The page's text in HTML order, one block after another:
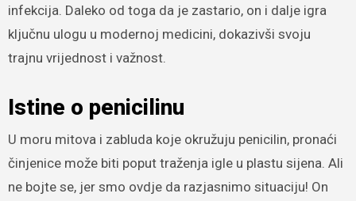
infekcija. Daleko od toga da je zastario, on i dalje igra
ključnu ulogu u modernoj medicini, dokazivši svoju
trajnu vrijednost i važnost.
Istine o penicilinu
U moru mitova i zabluda koje okružuju penicilin, pronaći
činjenice može biti poput traženja igle u plastu sijena. Ali
ne bojte se, jer smo ovdje da razjasnimo situaciju! On